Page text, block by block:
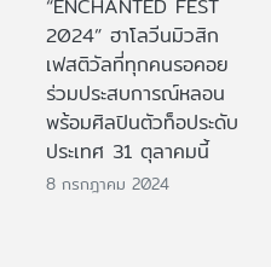
“ENCHANTED FEST
2024” ฮาโลวีนมิวสิก
เฟสติวัลที่ทุกคนรอคอย
ร่วมประสบการณ์หลอน
พร้อมศิลปินตัวท็อประดับ
ประเทศ 31 ตุลาคมนี้
8 กรกฎาคม 2024